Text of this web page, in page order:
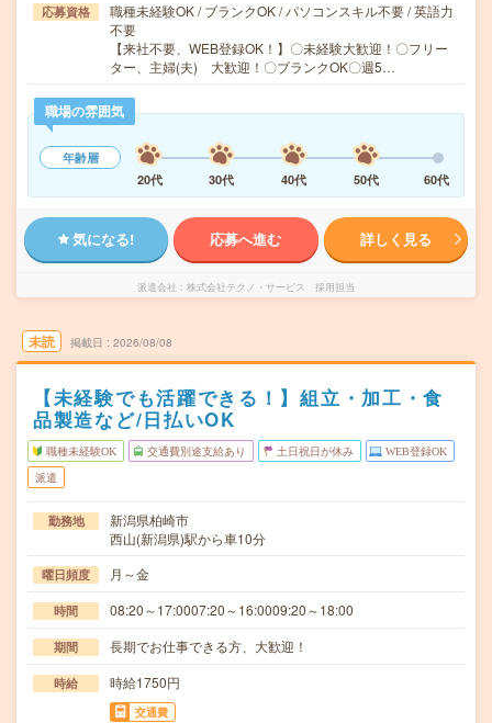
応募資格
職種未経験OK / ブランクOK / パソコンスキル不要 / 英語力
不要
【来社不要、WEB登録OK！】〇未経験大歓迎！〇フリー
ター、主婦(夫) 大歓迎！〇ブランクOK〇週5…
職場の雰囲気
年齢層
20代
30代 40代 50代 60代
気になる! 応募へ進む 詳しく見る
派遣会社 株式会社テクノ・サービス 採用担当
未読 掲載日 2026/08/08
【未経験でも活躍できる！】組立・加工・食
品製造など/日払いOK
職種未経験OK 交通費別途支給あり 土日祝日が休み WEB登録OK
派遣
勤務地
新潟県柏崎市
西山(新潟県)駅から車10分
曜日頻度 月～金
時間 08:20～17:0007:20～16:0009:20～18:00
期間 長期でお仕事できる方、大歓迎！
時給 時給1750円
交通費